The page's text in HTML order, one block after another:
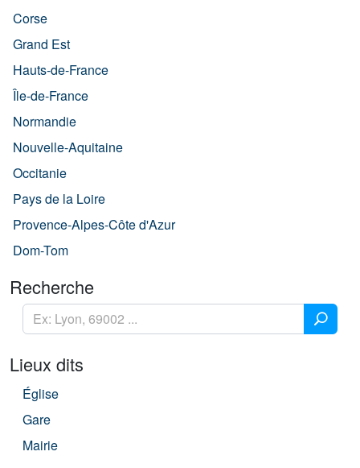
Corse
Grand Est
Hauts-de-France
Île-de-France
Normandie
Nouvelle-Aquitaine
Occitanie
Pays de la Loire
Provence-Alpes-Côte d'Azur
Dom-Tom
Recherche
Lieux dits
Église
Gare
Mairie